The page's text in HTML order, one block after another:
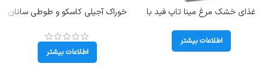
غذای خشک مرغ مینا تاپ فید با
کیلوگرم
اطلاعات بیشتر
خوراک آجیلی کاسکو و طوطی سانان
Special Feed Nuts Mix
اطلاعات بیشتر